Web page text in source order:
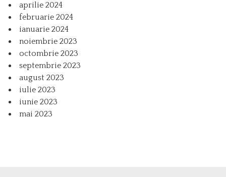
aprilie 2024
februarie 2024
ianuarie 2024
noiembrie 2023
octombrie 2023
septembrie 2023
august 2023
iulie 2023
iunie 2023
mai 2023